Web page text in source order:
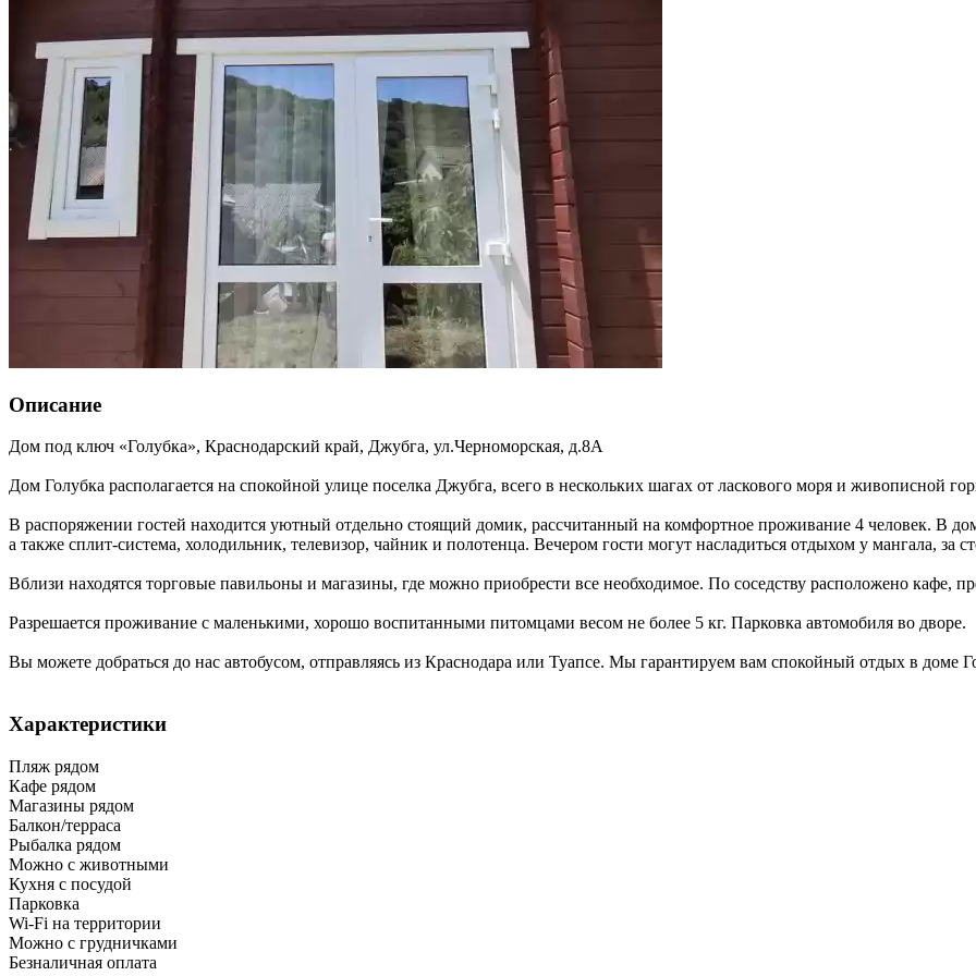
Описание
Дом под ключ «Голубка», Краснодарский край, Джубга, ул.Черноморская, д.8А
Дом Голубка располагается на спокойной улице поселка Джубга, всего в нескольких шагах от ласкового моря и живописной
В распоряжении гостей находится уютный отдельно стоящий домик, рассчитанный на комфортное проживание 4 человек. В
а также сплит-система, холодильник, телевизор, чайник и полотенца. Вечером гости могут насладиться отдыхом у мангала,
Вблизи находятся торговые павильоны и магазины, где можно приобрести все необходимое. По соседству расположено кафе,
Разрешается проживание с маленькими, хорошо воспитанными питомцами весом не более 5 кг. Парковка автомобиля во дворе.
Вы можете добраться до нас автобусом, отправляясь из Краснодара или Туапсе. Мы гарантируем вам спокойный отдых в
Характеристики
Пляж рядом
Кафе рядом
Магазины рядом
Балкон/терраса
Рыбалка рядом
Можно с животными
Кухня с посудой
Парковка
Wi-Fi на территории
Можно с грудничками
Безналичная оплата